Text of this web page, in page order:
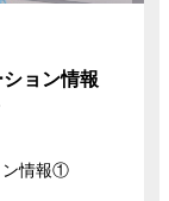
ョン情報
ン情報①